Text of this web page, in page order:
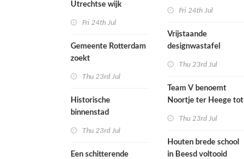
Utrechtse wijk
Fri 24th Jul
Gemeente Rotterdam
zoekt
doorrekenen met
CO2-rekenmethode
Thu 23rd Jul
Historische
binnenstad
werelderfgoed
Thu 23rd Jul
Een schitterende
afgewezen
Fri 24th Jul
Vrijstaande
designwastafel
Thu 23rd Jul
Team V benoemt
Noortje ter Heege tot
Thu 23rd Jul
Houten brede school
in Beesd voltooid